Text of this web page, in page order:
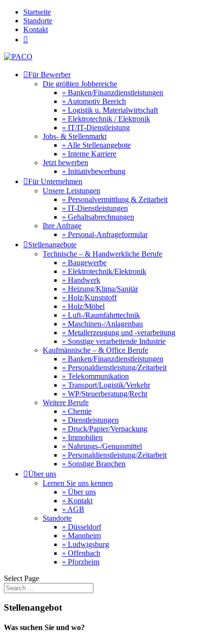
Startseite
Standorte
Kontakt

Für Bewerber
Die größten Jobbereiche
» Banken/Finanzdienstleistungen
» Automotiv Bereich
» Logistik u. Materialwirtschaft
» Elektrotechnik / Elektronik
» IT/IT-Dienstleistung
Jobs- & Stellenmarkt
» Alle Stellenangebote
» Interne Karriere
Jetzt bewerben
» Initiativbewerbung
Für Unternehmen
Unsere Leistungen
» Personalvermittlung & Zeitarbeit
» IT-Dienstleistungen
» Gehaltsabrechnungen
Ihre Anfrage
» Personal-Anfrageformular
Stellenangebote
Technische – & Handwerkliche Berufe
» Baugewerbe
» Elektrotechnik/Elektronik
» Handwerk
» Heizung/Klima/Sanitär
» Holz/Kunststoff
» Holz/Möbel
» Luft-/Raumfahrttechnik
» Maschinen-/Anlagenbau
» Metallerzeugung und -verarbeitung
» Sonstige verarbeitende Industrie
Kaufmännische – & Office Berufe
» Banken/Finanzdienstleistungen
» Personaldienstleistung/Zeitarbeit
» Telekommunikation
» Transport/Logistik/Verkehr
» WP/Steuerberatung/Recht
Weitere Berufe
» Chemie
» Dienstleistungen
» Druck/Papier/Verpackung
» Immobilien
» Nahrungs-/Genussmittel
» Personaldienstleistung/Zeitarbeit
» Sonstige Branchen
Über uns
Lernen Sie uns kennen
» Über uns
» Kontakt
» AGB
Standorte
» Düsseldorf
» Mannheim
» Ludwigsburg
» Offenbach
» Pforzheim
Select Page
Stellenangebot
Was suchen Sie und wo?